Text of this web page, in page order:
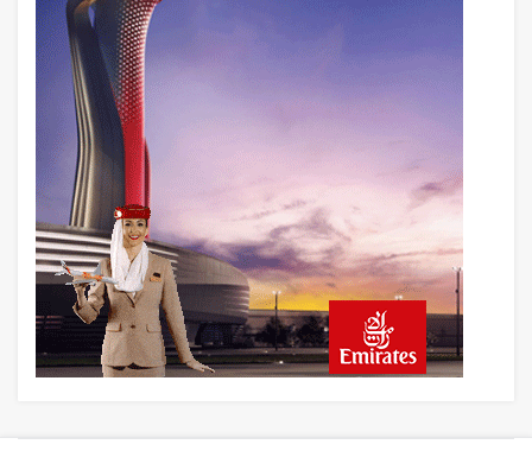
20 saat önce
İki hayalet uçak, iki farklı görev: F-117 ve
B-2
21 saat önce
THY ve Pegasus Dünyanın En Değerli
Havayolları Arasında
22 saat önce
Fly Baghdad ABD yaptırım listesinden
çıkarıldı
23 saat önce